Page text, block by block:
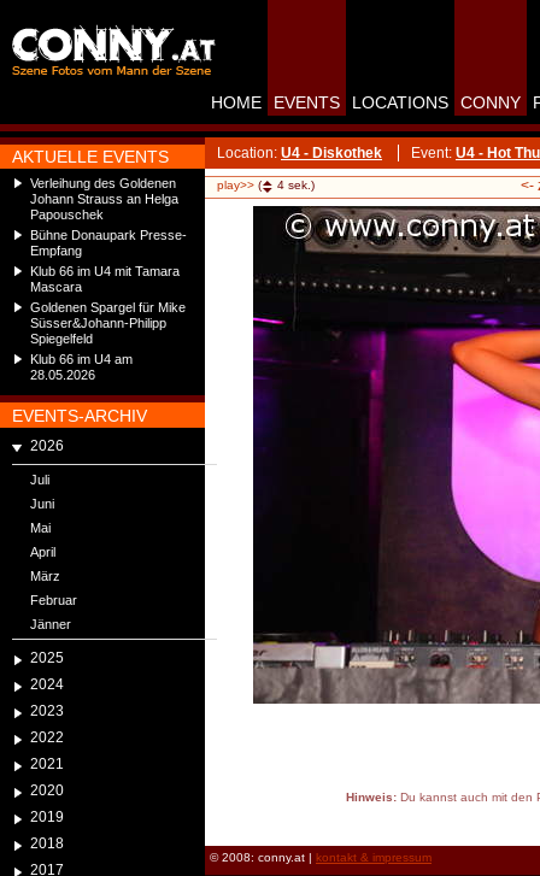
AKTUELLE EVENTS
Verleihung des Goldenen
Johann Strauss an Helga
Papouschek
Bühne Donaupark Presse-
Empfang
Klub 66 im U4 mit Tamara
Mascara
Goldenen Spargel für Mike
Süsser&Johann-Philipp
Spiegelfeld
Klub 66 im U4 am
28.05.2026
EVENTS-ARCHIV
2026
Juli
Juni
Mai
April
März
Februar
Jänner
2025
2024
2023
2022
2021
2020
2019
2018
2017
HOME EVENTS LOCATIONS CONNY
Location: U4 - Diskothek Event: U4 - Hot
play>> ( 4 sek.) <-
Hinweis:Du kannst auch mit den
© 2008: conny.at | kontakt & impressum